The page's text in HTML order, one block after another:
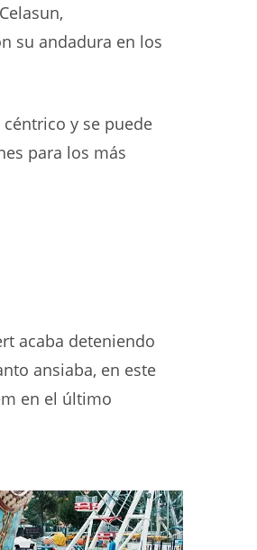
su andadura en los
y se puede
para los más
acaba deteniendo
ansiaba, en este
en el último